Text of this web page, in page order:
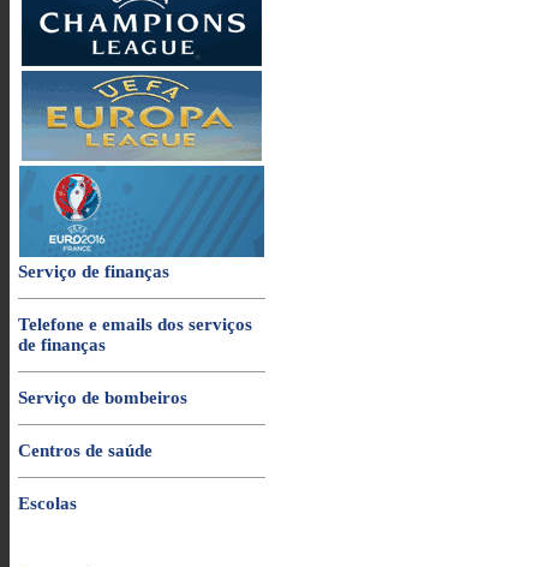
Serviço de finanças
Telefone e emails dos serviços
de finanças
Serviço de bombeiros
Centros de saúde
Escolas